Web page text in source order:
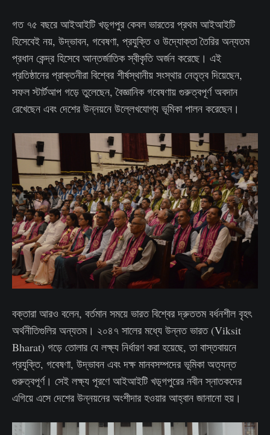
গত ৭৫ বছরে আইআইটি খড়্গপুর কেবল ভারতের প্রথম আইআইটি
হিসেবেই নয়, উদ্ভাবন, গবেষণা, প্রযুক্তি ও উদ্যোক্তা তৈরির অন্যতম
প্রধান কেন্দ্র হিসেবে আন্তর্জাতিক স্বীকৃতি অর্জন করেছে। এই
প্রতিষ্ঠানের প্রাক্তনীরা বিশ্বের শীর্ষস্থানীয় সংস্থার নেতৃত্ব দিয়েছেন,
সফল স্টার্টআপ গড়ে তুলেছেন, বৈজ্ঞানিক গবেষণায় গুরুত্বপূর্ণ অবদান
রেখেছেন এবং দেশের উন্নয়নে উল্লেখযোগ্য ভূমিকা পালন করেছেন।
বক্তারা আরও বলেন, বর্তমান সময়ে ভারত বিশ্বের দ্রুততম বর্ধনশীল বৃহৎ
অর্থনীতিগুলির অন্যতম। ২০৪৭ সালের মধ্যে উন্নত ভারত (Viksit
Bharat) গড়ে তোলার যে লক্ষ্য নির্ধারণ করা হয়েছে, তা বাস্তবায়নে
প্রযুক্তি, গবেষণা, উদ্ভাবন এবং দক্ষ মানবসম্পদের ভূমিকা অত্যন্ত
গুরুত্বপূর্ণ। সেই লক্ষ্য পূরণে আইআইটি খড়্গপুরের নবীন স্নাতকদের
এগিয়ে এসে দেশের উন্নয়নের অংশীদার হওয়ার আহ্বান জানানো হয়।